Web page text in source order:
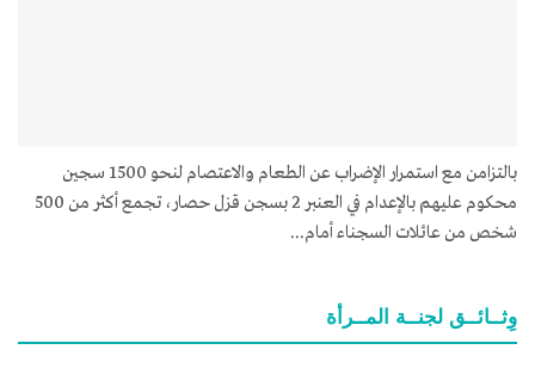
بالتزامن مع استمرار الإضراب عن الطعام والاعتصام لنحو 1500 سجين
محكوم عليهم بالإعدام في العنبر 2 بسجن قزل حصار، تجمع أكثر من 500
شخص من عائلات السجناء أمام...
وِثــائــق لجنــة المــرأة